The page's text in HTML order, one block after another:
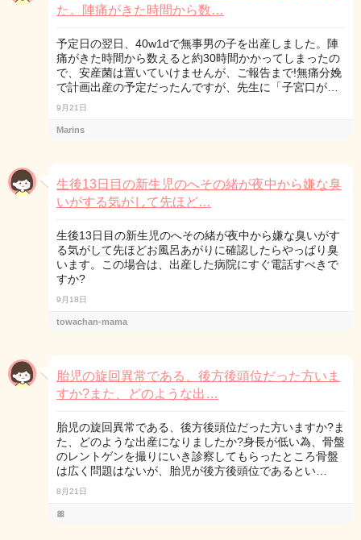
た。陣痛がきた時間から数…
予定日の翌日、40w1dで無事男の子を出産しました。陣
痛がきた時間から数えると約30時間かかってしまったの
で、安産菌は置いていけませんが、ご報告まで!無痛分娩
で計画出産の予定だったんですが、先生に「子宮口が…
9月21日
Marins
生後13日目の新生児のへその緒が夜中から嫌な臭
いがする気がして先ほど…
生後13日目の新生児のへその緒が夜中から嫌な臭いがす
る気がして先ほどお風呂あがりに確認したらやっぱり臭
います。この場合は、出産した病院にすぐ電話すべきで
すか?
9月18日
towachan-mama
胎児の旋回異常である、後方後頭位だった方いま
すか?また、どのような出…
胎児の旋回異常である、後方後頭位だった方いますか?ま
た、どのような出産になりましたか?身長が低い為、骨盤
のレントゲンを撮りにいき診察してもらったところ骨盤
は広く問題はないが、胎児が後方後頭位であるとい…
8月21日
🎀